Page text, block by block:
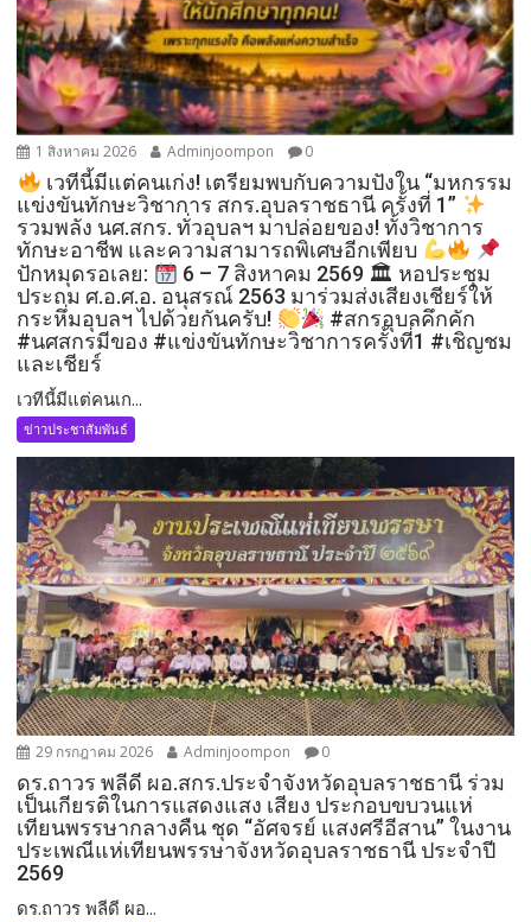
1 สิงหาคม 2026 Adminjoompon 0
เวทีนี้มีแต่คนเก่ง! เตรียมพบกับความปังใน “มหกรรม
แข่งขันทักษะวิชาการ สกร.อุบลราชธานี ครั้งที่ 1”
รวมพลัง นศ.สกร. ทั่วอุบลฯ มาปล่อยของ! ทั้งวิชาการ
ทักษะอาชีพ และความสามารถพิเศษอีกเพียบ
ปักหมุดรอเลย:
6 – 7 สิงหาคม 2569 🏛 หอประชุม
ประถม ศ.อ.ศ.อ. อนุสรณ์ 2563 ​มาร่วมส่งเสียงเชียร์ให้
กระหึ่มอุบลฯ ไปด้วยกันครับ!
​#สกรอุบลคึกคัก
#นศสกรมีของ #แข่งขันทักษะวิชาการครั้งที่1 #เชิญชม
และเชียร์
เวทีนี้มีแต่คนเก...
ข่าวประชาสัมพันธ์
29 กรกฎาคม 2026 Adminjoompon 0
ดร.ถาวร พลีดี ผอ.สกร.ประจำจังหวัดอุบลราชธานี ร่วม
เป็นเกียรติในการแสดงแสง เสียง ประกอบขบวนแห่
เทียนพรรษากลางคืน ชุด “อัศจรย์ แสงศรีอีสาน” ในงาน
ประเพณีแห่เทียนพรรษาจังหวัดอุบลราชธานี ประจำปี
2569
ดร.ถาวร พลีดี ผอ...